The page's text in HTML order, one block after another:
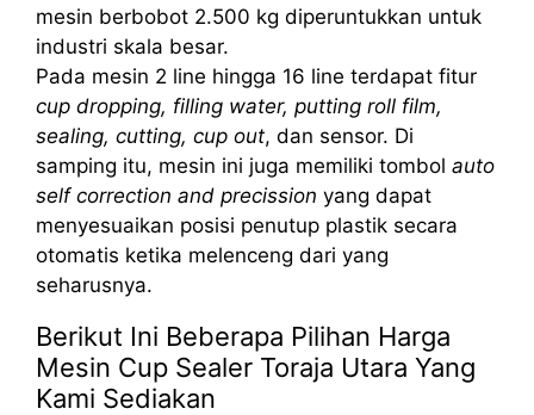
mesin berbobot 2.500 kg diperuntukkan untuk
industri skala besar.
Pada mesin 2 line hingga 16 line terdapat fitur
cup dropping, filling water, putting roll film,
sealing, cutting, cup out, dan sensor. Di
samping itu, mesin ini juga memiliki tombol auto
self correction and precission yang dapat
menyesuaikan posisi penutup plastik secara
otomatis ketika melenceng dari yang
seharusnya.
Berikut Ini Beberapa Pilihan Harga
Mesin Cup Sealer Toraja Utara Yang
Kami Sediakan